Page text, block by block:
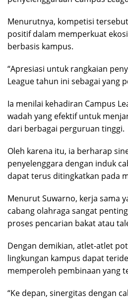
Menurutnya, kompetisi
positif dalam memperkuat
berbasis kampus.
“Apresiasi untuk rangkaian
League tahun ini sebagai yang
Ia menilai kehadiran Campus
wadah yang efektif untuk
dari berbagai perguruan tinggi.
Oleh karena itu, ia berharap
penyelenggara dengan induk
dapat terus ditingkatkan pada
Menurut Suwarno, kerja sama
cabang olahraga sangat
proses pencarian bakat atau
Dengan demikian, atlet-atlet
lingkungan kampus dapat
memperoleh pembinaan yang
“Ke depan, sinergitas dengan